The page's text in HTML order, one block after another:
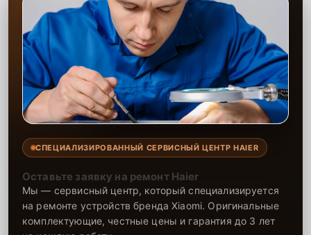
СПЕЦИАЛИЗИРОВАННЫЙ СЕРВИСНЫЙ ЦЕНТР HAIER
Оставьте заявку на ремонт Haier
Мы — сервисный центр, который специализируется
на ремонте устройств бренда Xiaomi. Оригинальные
комплектующие, честные цены и гарантия до 3 лет